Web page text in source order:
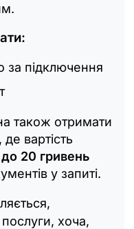
за підключення
також отримати
вартість
до 20 гривень
у запиті.
послуги, хоча,